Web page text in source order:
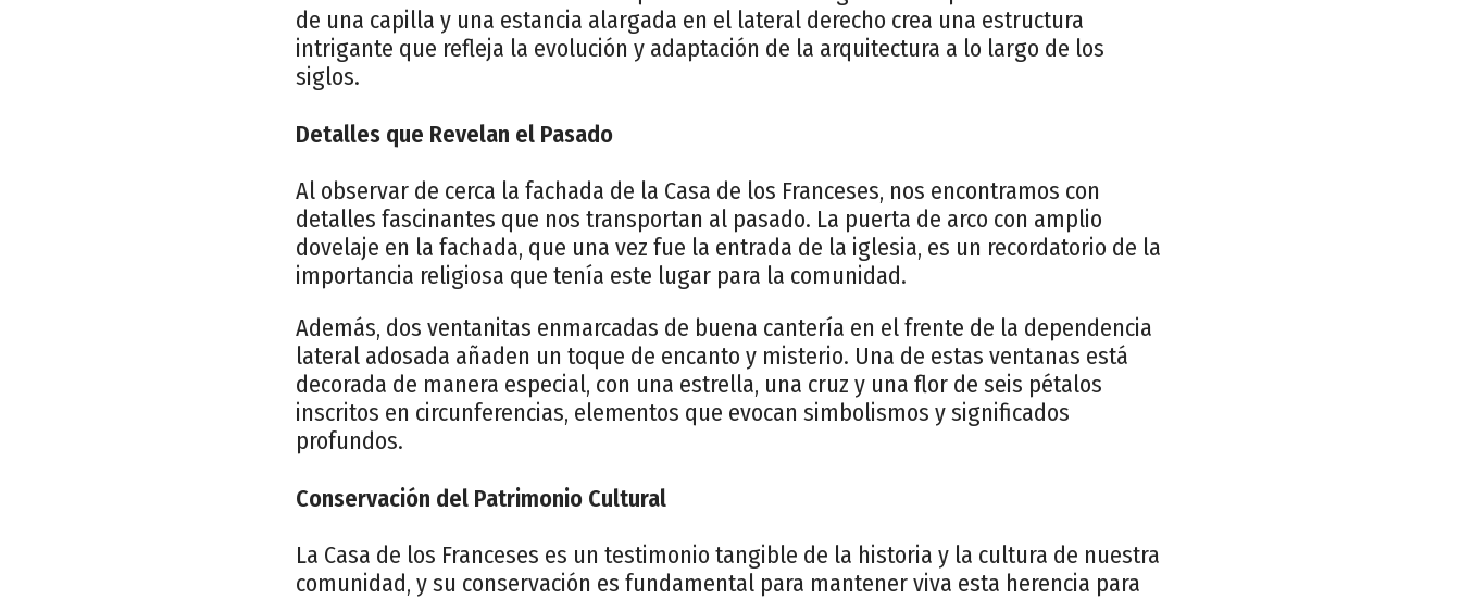
de una capilla y una estancia alargada en el lateral derecho crea una estructura
intrigante que refleja la evolución y adaptación de la arquitectura a lo largo de los
siglos.
Detalles que Revelan el Pasado
Al observar de cerca la fachada de la Casa de los Franceses, nos encontramos con
detalles fascinantes que nos transportan al pasado. La puerta de arco con amplio
dovelaje en la fachada, que una vez fue la entrada de la iglesia, es un recordatorio de la
importancia religiosa que tenía este lugar para la comunidad.
Además, dos ventanitas enmarcadas de buena cantería en el frente de la dependencia
lateral adosada añaden un toque de encanto y misterio. Una de estas ventanas está
decorada de manera especial, con una estrella, una cruz y una flor de seis pétalos
inscritos en circunferencias, elementos que evocan simbolismos y significados
profundos.
Conservación del Patrimonio Cultural
La Casa de los Franceses es un testimonio tangible de la historia y la cultura de nuestra
comunidad, y su conservación es fundamental para mantener viva esta herencia para